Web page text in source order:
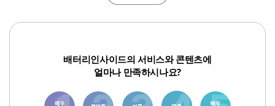
배터리인사이드의 서비스와 콘텐츠에
얼마나 만족하시나요?
1 3 6 8 10